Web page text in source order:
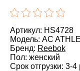
Артикул: HS4728
Модель: AC
Бренд: Reebok
Пол: женский
Срок отгрузки: 3-